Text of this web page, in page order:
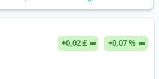
+0,02 £
+0,07 %